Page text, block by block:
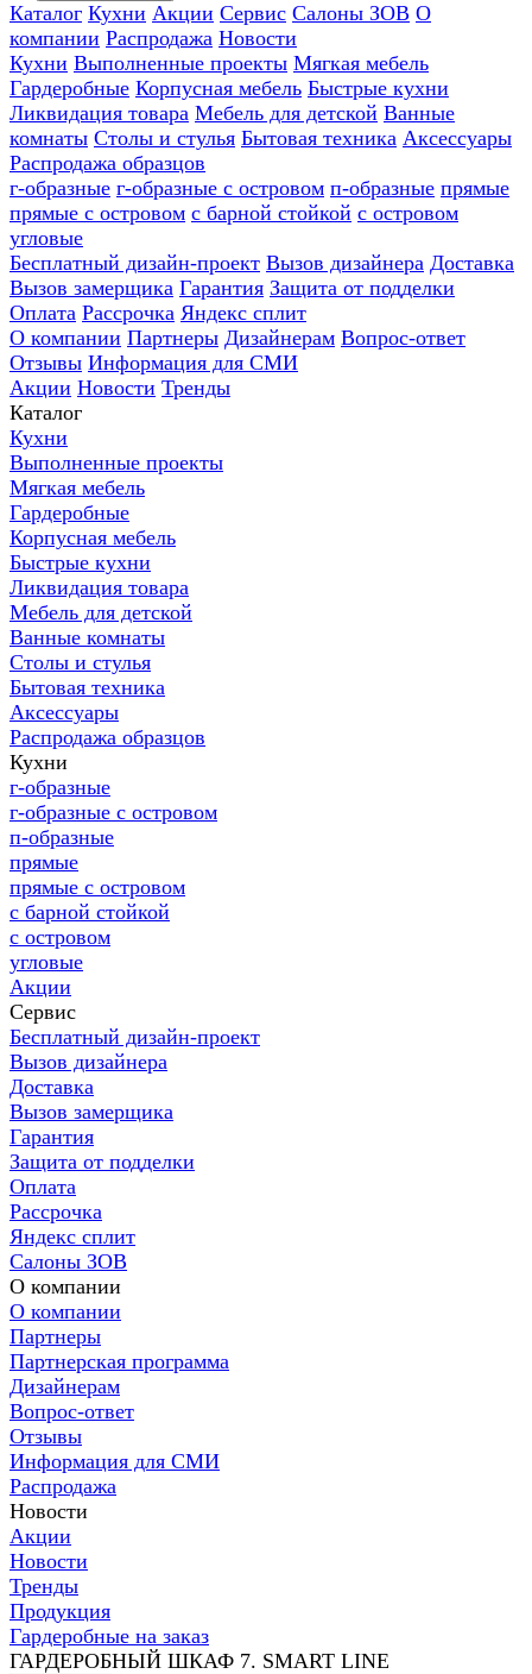
Каталог Кухни Акции Сервис Салоны ЗОВ О
компании Распродажа Новости
Кухни Выполненные проекты Мягкая мебель
Гардеробные Корпусная мебель Быстрые кухни
Ликвидация товара Мебель для детской Ванные
комнаты Столы и стулья Бытовая техника Аксессуары
Распродажа образцов
г-образные г-образные с островом п-образные прямые
прямые с островом с барной стойкой с островом
угловые
Бесплатный дизайн-проект Вызов дизайнера Доставка
Вызов замерщика Гарантия Защита от подделки
Оплата Рассрочка Яндекс сплит
О компании Партнеры Дизайнерам Вопрос-ответ
Отзывы Информация для СМИ
Акции Новости Тренды
Каталог
Кухни
Выполненные проекты
Мягкая мебель
Гардеробные
Корпусная мебель
Быстрые кухни
Ликвидация товара
Мебель для детской
Ванные комнаты
Столы и стулья
Бытовая техника
Аксессуары
Распродажа образцов
Кухни
г-образные
г-образные с островом
п-образные
прямые
прямые с островом
с барной стойкой
с островом
угловые
Акции
Сервис
Бесплатный дизайн-проект
Вызов дизайнера
Доставка
Вызов замерщика
Гарантия
Защита от подделки
Оплата
Рассрочка
Яндекс сплит
Салоны ЗОВ
О компании
О компании
Партнеры
Партнерская программа
Дизайнерам
Вопрос-ответ
Отзывы
Информация для СМИ
Распродажа
Новости
Акции
Новости
Тренды
Продукция
Гардеробные на заказ
ГАРДЕРОБНЫЙ ШКАФ 7. SMART LINE